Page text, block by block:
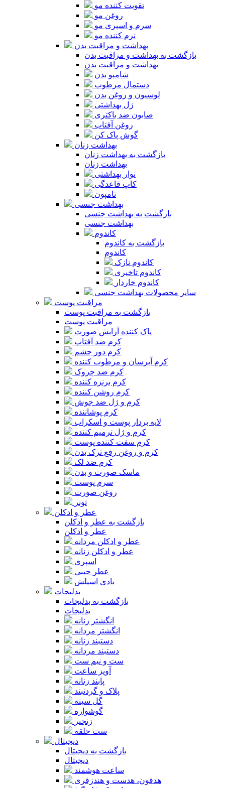
تقویت کننده مو
روغن مو
سرم و اسپری مو
نرم کننده مو
بهداشت و مراقبت بدن
بازگشت به بهداشت و مراقبت بدن
بهداشت و مراقبت بدن
شامپو بدن
دستمال مرطوب
لوسیون و روغن بدن
ژل بهداشتی
صابون ضد باکتری
روغن آفتاب
گوش پاک کن
بهداشت زنان
بازگشت به بهداشت زنان
بهداشت زنان
نوار بهداشتی
کاپ قاعدگی
تامپون
بهداشت جنسی
بازگشت به بهداشت جنسی
بهداشت جنسی
کاندوم
بازگشت به کاندوم
کاندوم
کاندوم نازک
کاندوم تاخیری
کاندوم خاردار
سایر محصولات بهداشت جنسی
مراقبت پوست
بازگشت به مراقبت پوست
مراقبت پوست
پاک کننده آرایش صورت
کرم ضد آفتاب
کرم دور چشم
کرم آبرسان و مرطوب کننده
کرم ضد چروک
کرم برنزه کننده
کرم روشن کننده
کرم و ژل ضد جوش
کرم پوشاننده
لایه بردار پوست و اسکراب
کرم و ژل ترمیم کننده
کرم سفت کننده پوست
کرم و روغن رفع ترک بدن
کرم ضد لک
ماسک صورت و بدن
سرم پوست
روغن صورت
تونر
عطر و ادکلن
بازگشت به عطر و ادکلن
عطر و ادکلن
عطر و ادکلن مردانه
عطر و ادکلن زنانه
اسپری
عطر جیبی
بادی اسپلش
بدلیجات
بازگشت به بدلیجات
بدلیجات
انگشتر زنانه
انگشتر مردانه
دستبند زنانه
دستبند مردانه
ست و نیم ست
آویز ساعت
پابند زنانه
پلاک و گردنبند
گل سینه
گوشواره
زنجیر
ست حلقه
دیجیتال
بازگشت به دیجیتال
دیجیتال
ساعت هوشمند
هدفون، هدست و هندزفری